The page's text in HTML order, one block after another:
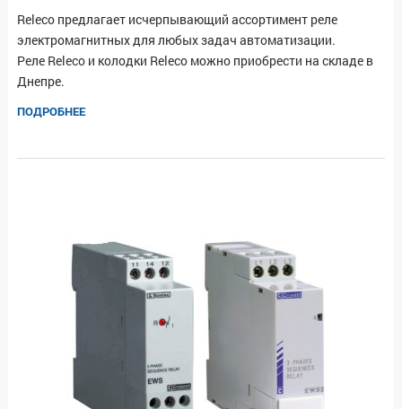
Releco предлагает исчерпывающий ассортимент реле
электромагнитных для любых задач автоматизации.
Реле Releco и колодки Releco можно приобрести на складе в
Днепре.
ПОДРОБНЕЕ